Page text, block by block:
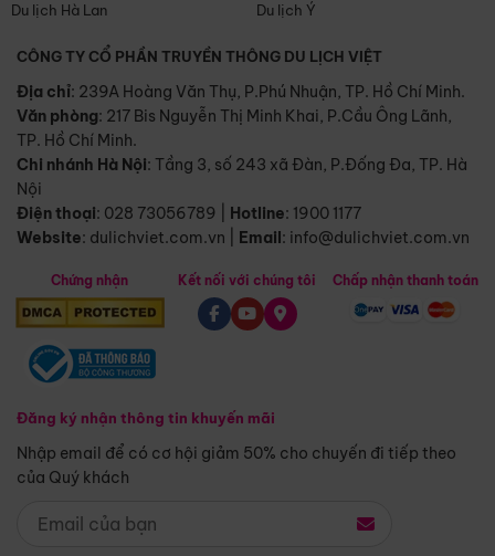
Du lịch Hà Lan
Du lịch Ý
CÔNG TY CỔ PHẦN TRUYỀN THÔNG DU LỊCH VIỆT
Địa chỉ: 239A Hoàng Văn Thụ, P.Phú Nhuận, TP. Hồ Chí Minh.
Văn phòng: 217 Bis Nguyễn Thị Minh Khai, P.Cầu Ông Lãnh,
TP. Hồ Chí Minh.
Chi nhánh Hà Nội: Tầng 3, số 243 xã Đàn, P.Đống Đa, TP. Hà
Nội
Điện thoại: 028 73056789 Hotline: 1900 1177
Website: dulichviet.com.vn Email: info@dulichviet.com.vn
Chứng nhận
Đăng ký nhận thông tin khuyến mãi
Nhập email để có cơ hội giảm 50% cho chuyến đi tiếp theo
của Quý khách
Kết nối với chúng tôi Chấp nhận thanh toán